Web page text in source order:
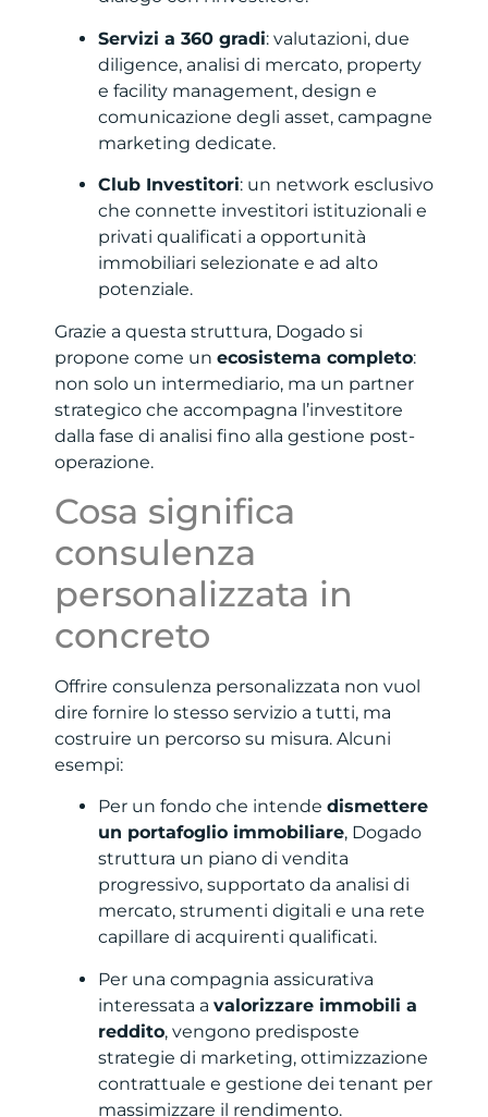
Servizi a 360 gradi: valutazioni, due
diligence, analisi di mercato, property
e facility management, design e
comunicazione degli asset, campagne
marketing dedicate.
Club Investitori: un network esclusivo
che connette investitori istituzionali e
privati qualificati a opportunità
immobiliari selezionate e ad alto
potenziale.
Grazie a questa struttura, Dogado si
propone come un ecosistema completo:
non solo un intermediario, ma un partner
strategico che accompagna l’investitore
dalla fase di analisi fino alla gestione post-
operazione.
Cosa significa
consulenza
personalizzata in
concreto
Offrire consulenza personalizzata non vuol
dire fornire lo stesso servizio a tutti, ma
costruire un percorso su misura. Alcuni
esempi:
Per un fondo che intende dismettere
un portafoglio immobiliare, Dogado
struttura un piano di vendita
progressivo, supportato da analisi di
mercato, strumenti digitali e una rete
capillare di acquirenti qualificati.
Per una compagnia assicurativa
interessata a valorizzare immobili a
reddito, vengono predisposte
strategie di marketing, ottimizzazione
contrattuale e gestione dei tenant per
massimizzare il rendimento.